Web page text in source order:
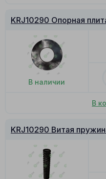
KRJ10290 Опорная
В наличии
В
KRJ10290 Витая